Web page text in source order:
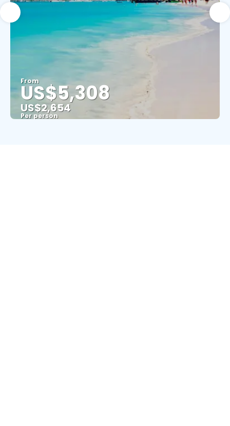
From
US$5,308
US$2,654
Per person